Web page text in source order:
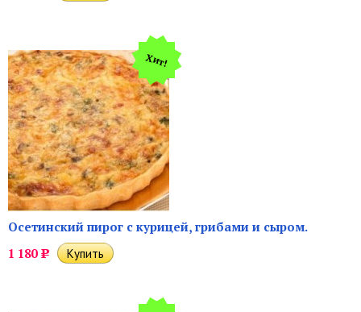
Хит!
Осетинский пирог с курицей, грибами и сыром.
1 180 Р